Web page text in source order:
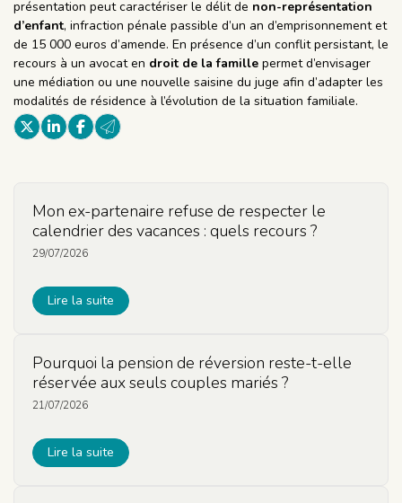
présentation peut caractériser le délit de non-représentation
d’enfant, infraction pénale passible d’un an d’emprisonnement et
de 15 000 euros d’amende. En présence d’un conflit persistant, le
recours à un avocat en droit de la famille permet d’envisager
une médiation ou une nouvelle saisine du juge afin d’adapter les
modalités de résidence à l’évolution de la situation familiale.
Mon ex-partenaire refuse de respecter le
calendrier des vacances : quels recours ?
29/07/2026
Lire la suite
Pourquoi la pension de réversion reste-t-elle
réservée aux seuls couples mariés ?
21/07/2026
Lire la suite